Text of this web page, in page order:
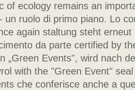
of ecology remains an
un ruolo di primo piano. Lo
again staltung steht
da parte certified by
„Green Events", wird nach
with the "Green Event"
che conferisce anche a